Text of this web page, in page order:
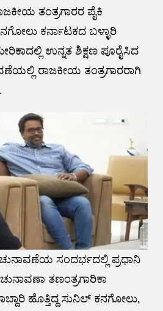
ತಂತ್ರಗಾರರ ಪೈಕಿ
ಕರ್ನಾಟಕದ ಬಳ್ಳಾರಿ
ಉನ್ನತ ಶಿಕ್ಷಣ ಪೂರೈಸಿದ
ರಾಜಕೀಯ ತಂತ್ರಗಾರರಾಗಿ
ಸಂದರ್ಭದಲ್ಲಿ ಪ್ರಧಾನಿ
ತಣಂತ್ರಗಾರಿಕಾ
ಹೊತ್ತಿದ್ದ ಸುನಿಲ್‌ ಕನಗೋಲು,